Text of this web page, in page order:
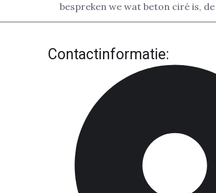
bespreken we wat beton ciré is,
Contactinformatie: